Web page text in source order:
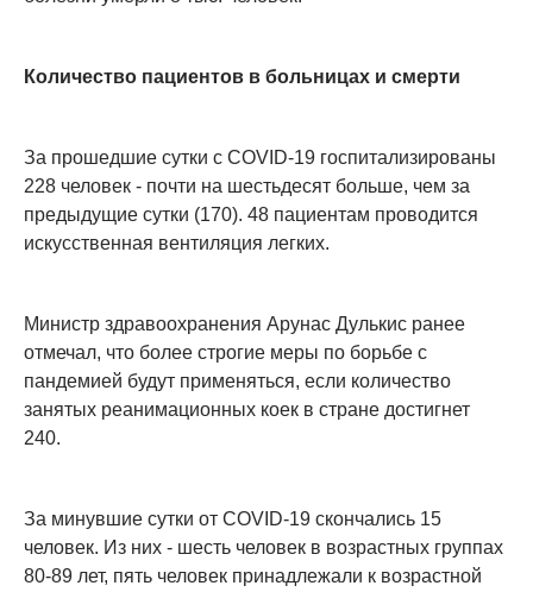
Количество пациентов в больницах и смерти
За прошедшие сутки с COVID-19 госпитализированы
228 человек - почти на шестьдесят больше, чем за
предыдущие сутки (170). 48 пациентам проводится
искусственная вентиляция легких.
Министр здравоохранения Арунас Дулькис ранее
отмечал, что более строгие меры по борьбе с
пандемией будут применяться, если количество
занятых реанимационных коек в стране достигнет
240.
За минувшие сутки от COVID-19 скончались 15
человек. Из них - шесть человек в возрастных группах
80-89 лет, пять человек принадлежали к возрастной